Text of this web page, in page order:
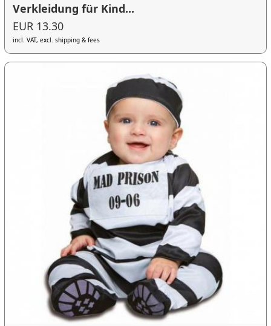
Verkleidung für Kind...
EUR 13.30
incl. VAT, excl. shipping & fees